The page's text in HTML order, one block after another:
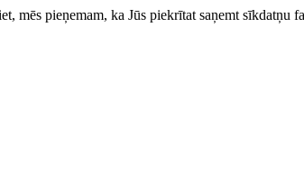
mēs pieņemam, ka Jūs piekrītat saņemt sīkdatņu